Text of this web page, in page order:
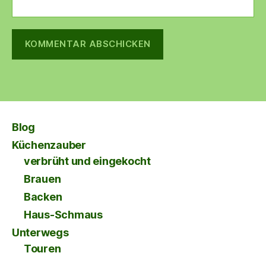
Blog
Küchenzauber
verbrüht und eingekocht
Brauen
Backen
Haus-Schmaus
Unterwegs
Touren